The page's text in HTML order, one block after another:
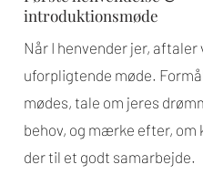
introduktionsmøde
Når I henvender jer, aftaler
uforpligtende møde.
mødes, tale om jeres
behov, og mærke efter, om
der til et godt samarbejde.